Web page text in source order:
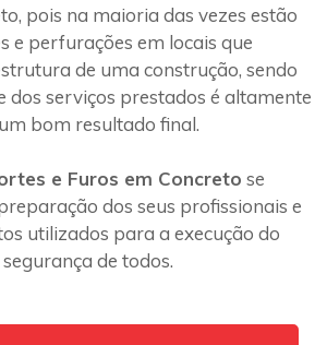
pois na maioria das vezes estão
e perfurações em locais que
de uma construção, sendo
dos serviços prestados é altamente
bom resultado final.
e Furos em Concreto se
dos seus profissionais e
utilizados para a execução do
de todos.